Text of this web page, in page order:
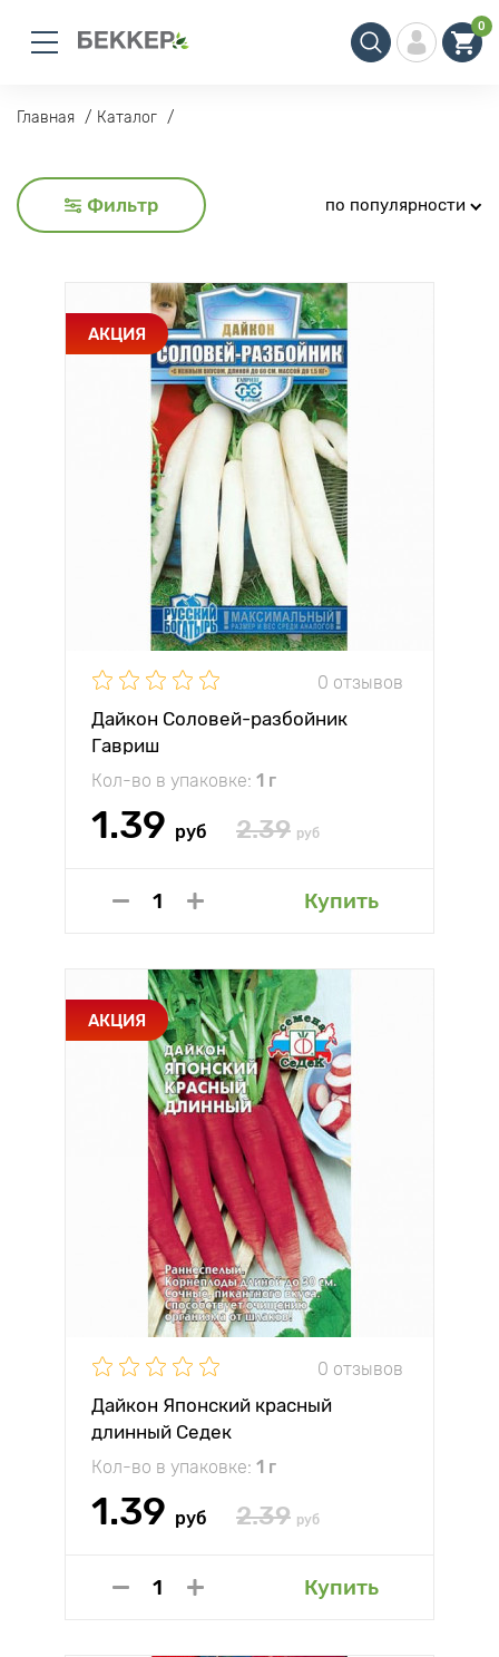
0
Главная Каталог
Фильтр по популярности
АКЦИЯ
0 отзывов
Дайкон Соловей-разбойник
Гавриш
Кол-во в упаковке: 1 г
1.39 руб 2.39 руб
Купить
АКЦИЯ
0 отзывов
Дайкон Японский красный
длинный Седек
Кол-во в упаковке: 1 г
1.39 руб 2.39 руб
Купить